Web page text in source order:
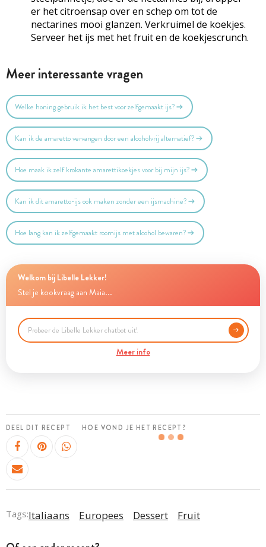
er het citroensap over en schep om tot de
nectarines mooi glanzen. Verkruimel de koekjes.
Serveer het ijs met het fruit en de koekjescrunch.
Meer interessante vragen
Welke honing gebruik ik het best voor zelfgemaakt ijs?
Kan ik de amaretto vervangen door een alcoholvrij alternatief?
Hoe maak ik zelf krokante amarettikoekjes voor bij mijn ijs?
Kan ik dit amaretto-ijs ook maken zonder een ijsmachine?
Hoe lang kan ik zelfgemaakt roomijs met alcohol bewaren?
Welkom bij Libelle Lekker!
Stel je kookvraag aan Maia...
Meer info
DEEL DIT RECEPT HOE VOND JE HET RECEPT?
Tags:Italiaans Europees Dessert Fruit